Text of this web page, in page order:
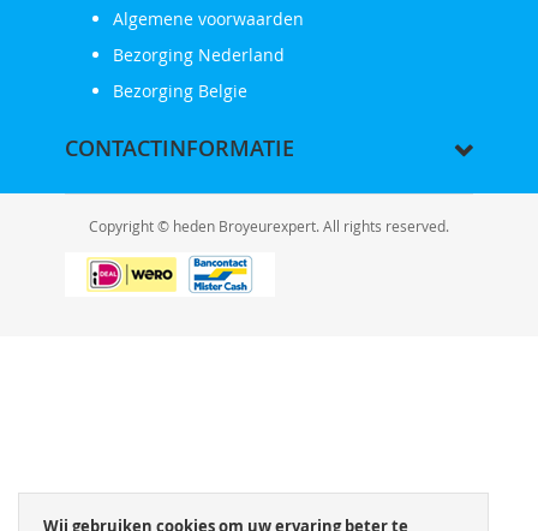
Wij gebruiken cookies om uw ervaring beter te
Algemene voorwaarden
Bezorging Nederland
Bezorging Belgie
CONTACTINFORMATIE
Copyright © heden Broyeurexpert. All rights reserved.